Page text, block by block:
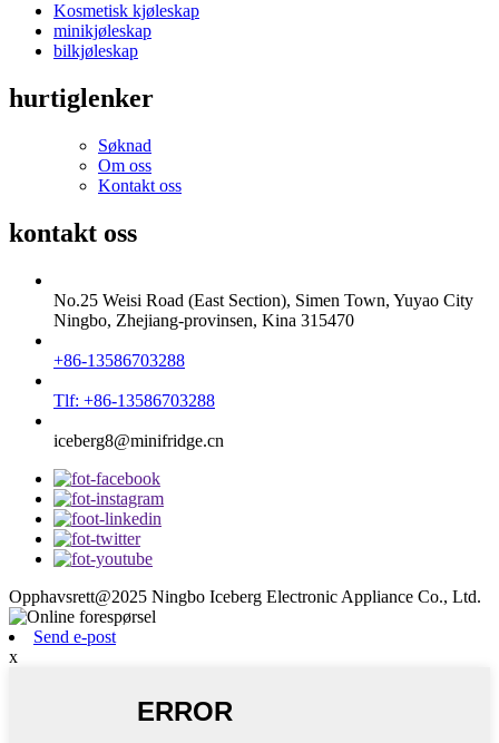
Kosmetisk kjøleskap
minikjøleskap
bilkjøleskap
hurtiglenker
Søknad
Om oss
Kontakt oss
kontakt oss
No.25 Weisi Road (East Section), Simen Town, Yuyao City
Ningbo, Zhejiang-provinsen, Kina 315470
+86-13586703288
Tlf: +86-13586703288
iceberg8@minifridge.cn
Opphavsrett@2025 Ningbo Iceberg Electronic Appliance Co., Ltd.
Send e-post
x